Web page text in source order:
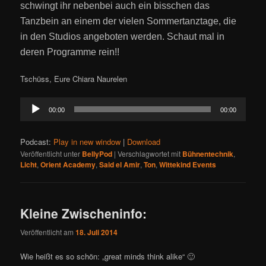
schwingt ihr nebenbei auch ein bisschen das
Tanzbein an einem der vielen Sommertanztage, die
in den Studios angeboten werden. Schaut mal in
deren Programme rein!!
Tschüss, Eure Chiara Naurelen
Audio-
Player
00:00 00:00
Podcast: Play in new window | Download
Veröffentlicht unter BellyPod |Verschlagwortet mit Bühnentechnik,
Licht,Orient Academy,Said el Amir,Ton,Wittekind Events
Kleine Zwischeninfo:
Veröffentlicht am18. Juli 2014
Wie heißt es so schön: „great minds think alike“ 🙂